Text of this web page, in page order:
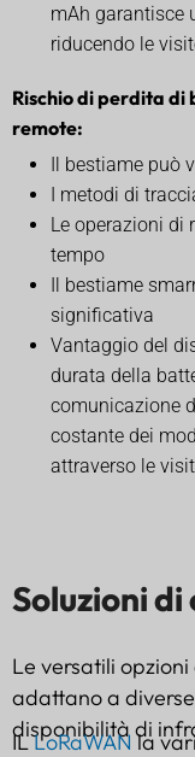
mAh garantisce
riducendo le
Rischio di perdita di
remote:
Il bestiame può
I metodi di
Le operazioni di
tempo
Il bestiame
significativa
Vantaggio del
durata della
comunicazione
costante dei
attraverso le
Soluzioni
Le versatili
adattano a
disponibilità di
ILLoRaWANla